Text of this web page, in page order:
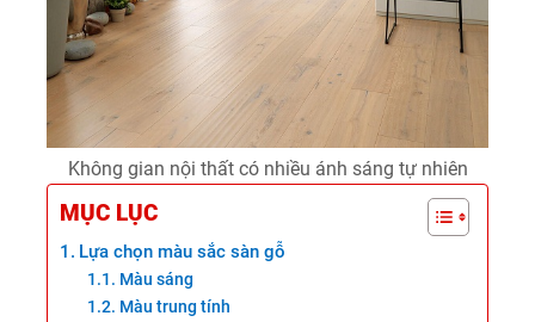
Không gian nội thất có nhiều ánh sáng tự nhiên
MỤC LỤC
Lựa chọn màu sắc sàn gỗ
Màu sáng
Màu trung tính